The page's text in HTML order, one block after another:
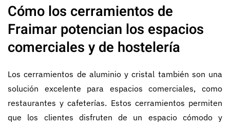
Cómo los cerramientos de
Fraimar potencian los espacios
comerciales y de hostelería
Los cerramientos de aluminio y cristal también son una
solución excelente para espacios comerciales, como
restaurantes y cafeterías. Estos cerramientos permiten
que los clientes disfruten de un espacio cómodo y